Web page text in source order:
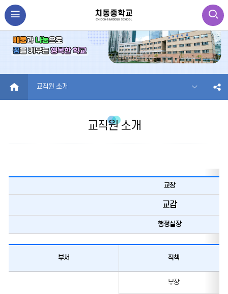
HOME 교직원 소개
교직원 소개
교장
교감
행정실장
부서 직책
부장